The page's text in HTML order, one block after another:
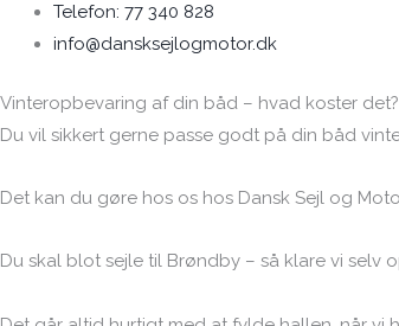
Telefon: 77 340 828
info@dansksejlogmotor.dk
Vinteropbevaring af din båd – hvad koster det?
Du vil sikkert gerne passe godt på din båd
Det kan du gøre hos os hos Dansk Sejl og
Du skal blot sejle til Brøndby – så klare vi